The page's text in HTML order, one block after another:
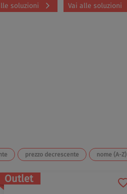
soluzioni Vai alle soluzioni
prezzo decrescente nome (A-Z)
Outlet